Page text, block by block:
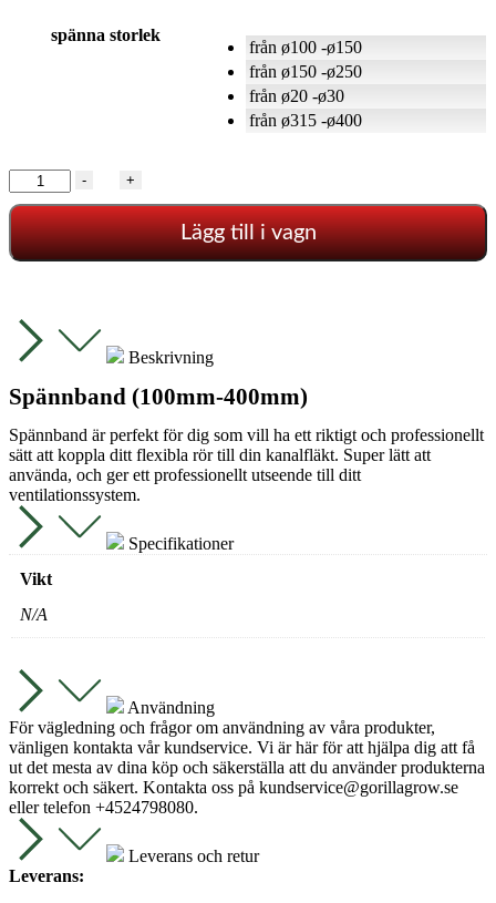
spänna storlek
från ø100 -ø150
från ø150 -ø250
från ø20 -ø30
från ø315 -ø400
Spännband
quicklås
mängd
- +
Lägg till i vagn
Beskrivning
Spännband (100mm-400mm)
Spännband är perfekt för dig som vill ha ett riktigt och professionellt
sätt att koppla ditt flexibla rör till din kanalfläkt. Super lätt att
använda, och ger ett professionellt utseende till ditt
ventilationssystem.
Specifikationer
Vikt
N/A
Användning
För vägledning och frågor om användning av våra produkter,
vänligen kontakta vår kundservice. Vi är här för att hjälpa dig att få
ut det mesta av dina köp och säkerställa att du använder produkterna
korrekt och säkert. Kontakta oss på kundservice@gorillagrow.se
eller telefon +4524798080.
Leverans och retur
Leverans: